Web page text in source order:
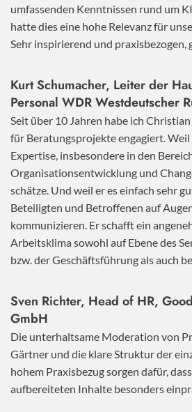
umfassenden Kenntnissen rund um
hatte dies eine hohe Relevanz für
Sehr inspirierend und praxisbezogen,
Kurt Schumacher, Leiter der
Personal WDR Westdeutscher
Seit über 10 Jahren habe ich
für Beratungsprojekte engagiert. Weil
Expertise, insbesondere in den
Organisationsentwicklung und
schätze. Und weil er es einfach sehr
Beteiligten und Betroffenen auf
kommunizieren. Er schafft ein
Arbeitsklima sowohl auf Ebene des
bzw. der Geschäftsführung als auch
Sven Richter, Head of HR,
GmbH
Die unterhaltsame Moderation von
Gärtner und die klare Struktur der
hohem Praxisbezug sorgen dafür,
aufbereiteten Inhalte besonders